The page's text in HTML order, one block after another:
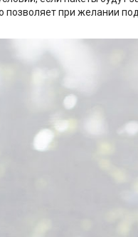
при желании